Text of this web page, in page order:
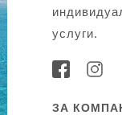
услуги.
ЗА